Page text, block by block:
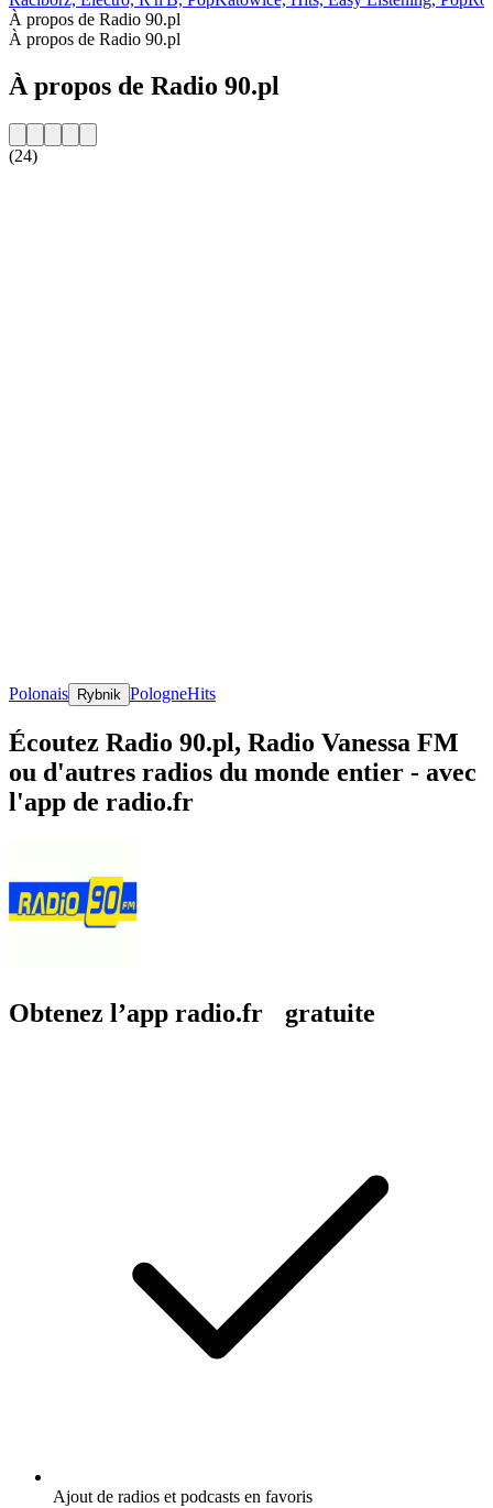
À propos de Radio 90.pl
À propos de Radio 90.pl
À propos de Radio 90.pl
(24)
Polonais Rybnik PologneHits
Écoutez Radio 90.pl, Radio Vanessa FM
ou d'autres radios du monde entier - avec
l'app de radio.fr
Obtenez l’app radio.fr gratuite
Ajout de radios et podcasts en favoris